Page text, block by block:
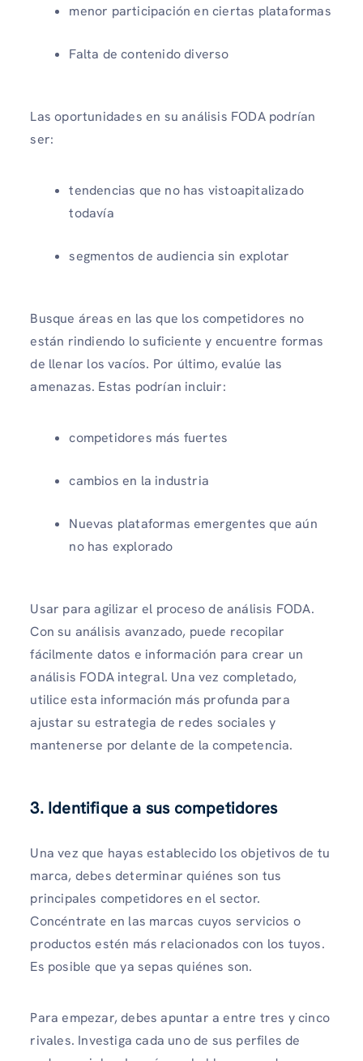
menor participación en ciertas plataformas
Falta de contenido diverso
Las oportunidades en su análisis FODA podrían
ser:
tendencias que no has vistoapitalizado
todavía
segmentos de audiencia sin explotar
Busque áreas en las que los competidores no
están rindiendo lo suficiente y encuentre formas
de llenar los vacíos. Por último, evalúe las
amenazas. Estas podrían incluir:
competidores más fuertes
cambios en la industria
Nuevas plataformas emergentes que aún
no has explorado
Usar para agilizar el proceso de análisis FODA.
Con su análisis avanzado, puede recopilar
fácilmente datos e información para crear un
análisis FODA integral. Una vez completado,
utilice esta información más profunda para
ajustar su estrategia de redes sociales y
mantenerse por delante de la competencia.
3. Identifique a sus competidores
Una vez que hayas establecido los objetivos de tu
marca, debes determinar quiénes son tus
principales competidores en el sector.
Concéntrate en las marcas cuyos servicios o
productos estén más relacionados con los tuyos.
Es posible que ya sepas quiénes son.
Para empezar, debes apuntar a entre tres y cinco
rivales. Investiga cada uno de sus perfiles de